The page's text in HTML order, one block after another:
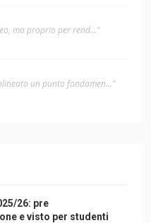
ma proprio per rend..."
un punto fondamen..."
26: pre
e visto per studenti